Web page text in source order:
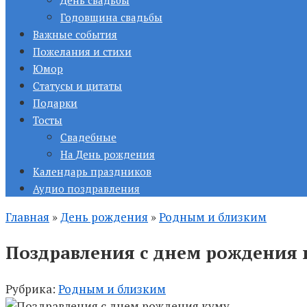
Годовщина свадьбы
Важные события
Пожелания и стихи
Юмор
Статусы и цитаты
Подарки
Тосты
Свадебные
На День рождения
Календарь праздников
Аудио поздравления
Главная »День рождения »Родным и близким
Поздравления с днем рождения
Рубрика: Родным и близким